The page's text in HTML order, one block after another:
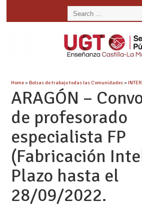
Home»Bolsas de trabajo todas las Comunidades»
ARAGÓN –
de profesorado
especialista FP
(Fabricación
Plazo hasta el
28/09/2022.